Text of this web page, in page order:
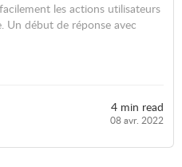
les actions utilisateurs
Un début de réponse avec
4 min read
08 avr. 2022